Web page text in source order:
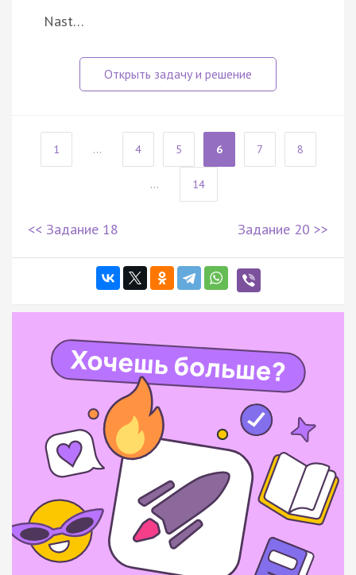
Nast…
1 ... 4 5 6 7 8
... 14
<< Задание 18 Задание 20 >>